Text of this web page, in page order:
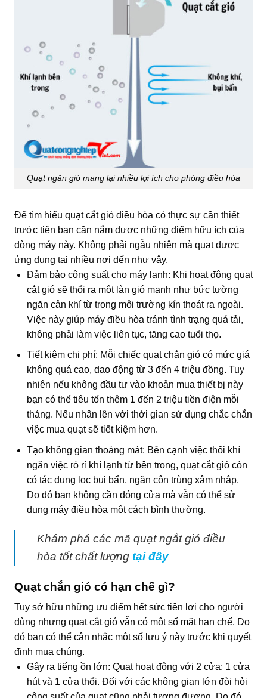
Quạt ngăn gió mang lại nhiều lợi ích cho phòng điều hòa
Để tìm hiểu quạt cắt gió điều hòa có thực sự cần thiết
trước tiên bạn cần nắm được những điểm hữu ích của
dòng máy này. Không phải ngẫu nhiên mà quạt được
ứng dụng tại nhiều nơi đến như vậy.
Đảm bảo công suất cho máy lạnh: Khi hoạt động quạt
cắt gió sẽ thổi ra một làn gió mạnh như bức tường
ngăn cản khí từ trong môi trường kín thoát ra ngoài.
Việc này giúp máy điều hòa tránh tình trạng quá tải,
không phải làm việc liên tục, tăng cao tuổi thọ.
Tiết kiệm chi phí: Mỗi chiếc quạt chắn giócó mức giá
không quá cao, dao động từ 3 đến 4 triệu đồng. Tuy
nhiên nếu không đầu tư vào khoản mua thiết bị này
bạn có thể tiêu tốn thêm 1 đến 2 triệu tiền điện mỗi
tháng. Nếu nhân lên với thời gian sử dụng chắc chắn
việc mua quạt sẽ tiết kiệm hơn.
Tạo không gian thoáng mát: Bên cạnh việc thổi khí
ngăn việc rò rỉ khí lạnh từ bên trong, quạt cắt gió còn
có tác dụng lọc bụi bẩn, ngăn côn trùng xâm nhập.
Do đó bạn không cần đóng cửa mà vẫn có thể sử
dụng máy điều hòa một cách bình thường.
Khám phá các mã quạt ngắt gió điều
hòa tốt chất lượng tại đây
Quạt chắn gió có hạn chế gì?
Tuy sở hữu những ưu điểm hết sức tiện lợi cho người
dùng nhưng quạt cắt gió vẫn có một số mặt hạn chế. Do
đó bạn có thể cân nhắc một số lưu ý này trước khi quyết
định mua chúng.
Gây ra tiếng ồn lớn: Quạt hoạt động với 2 cửa: 1 cửa
hút và 1 cửa thổi. Đối với các không gian lớn đòi hỏi